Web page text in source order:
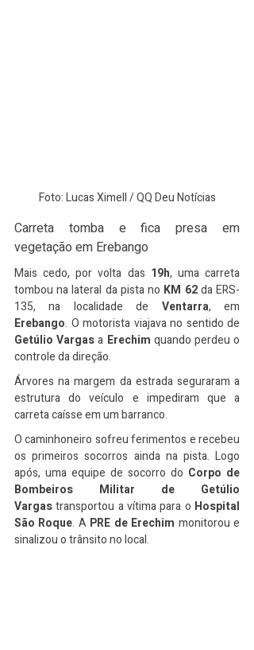
Foto: Lucas Ximell / QQ Deu Notícias
Carreta tomba e fica presa em
vegetação em Erebango
Mais cedo, por volta das 19h, uma carreta
tombou na lateral da pista no KM 62 da ERS-
135, na localidade de Ventarra
Erebango
Getúlio Vargas a Erechim quando perdeu o
controle da direção.
Árvores na margem da estrada seguraram a
estrutura do veículo e impediram que a
carreta caísse em um barranco.
O caminhoneiro sofreu ferimentos e recebeu
os primeiros socorros ainda na pista. Logo
após, uma equipe de socorro do Corpo de
Bombeiros Militar de Getúlio
Vargas transportou a vítima para o Hospital
São Roque. A PRE de Erechim monitorou e
sinalizou o trânsito no local.